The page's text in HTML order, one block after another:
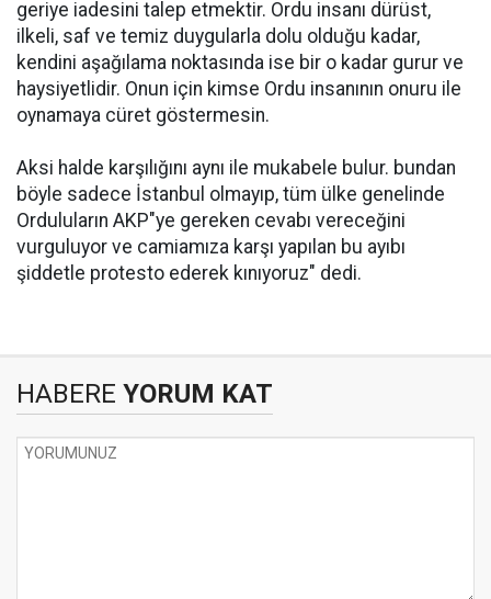
geriye iadesini talep etmektir. Ordu insanı dürüst,
ilkeli, saf ve temiz duygularla dolu olduğu kadar,
kendini aşağılama noktasında ise bir o kadar gurur ve
haysiyetlidir. Onun için kimse Ordu insanının onuru ile
oynamaya cüret göstermesin.
Aksi halde karşılığını aynı ile mukabele bulur. bundan
böyle sadece İstanbul olmayıp, tüm ülke genelinde
Orduluların AKP"ye gereken cevabı vereceğini
vurguluyor ve camiamıza karşı yapılan bu ayıbı
şiddetle protesto ederek kınıyoruz" dedi.
HABERE YORUM KAT